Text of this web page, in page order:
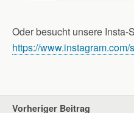
Oder besucht unsere Insta-
https://
Vorheriger Beitrag